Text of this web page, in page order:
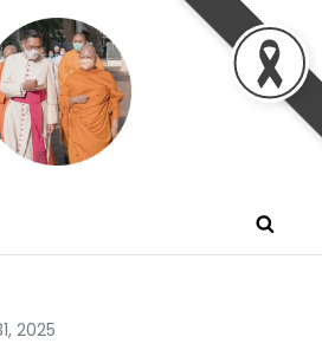
พรแก่พวกท่านท้งหลายเทอญ